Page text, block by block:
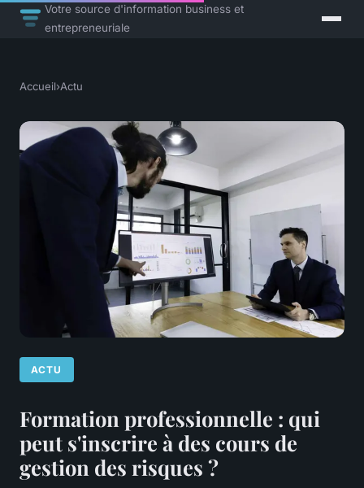
Votre source d'information business et
entrepreneuriale
Accueil›Actu
ACTU
Formation professionnelle : qui
peut s'inscrire à des cours de
gestion des risques ?